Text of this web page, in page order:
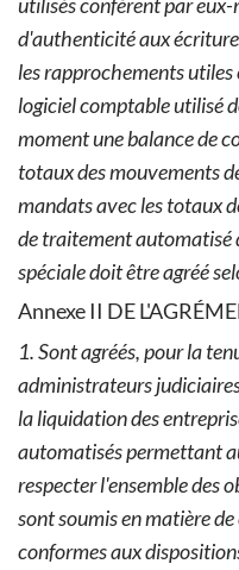
d'authenticité aux
les rapprochements utiles
logiciel comptable utilisé
moment une balance de
totaux des mouvements
mandats avec les totaux
de traitement automatisé
spéciale doit être agréé
Annexe II DE
1. Sont agréés, pour la
administrateurs
la liquidation des
automatisés permettant
respecter l'ensemble des
sont soumis en matière
conformes aux